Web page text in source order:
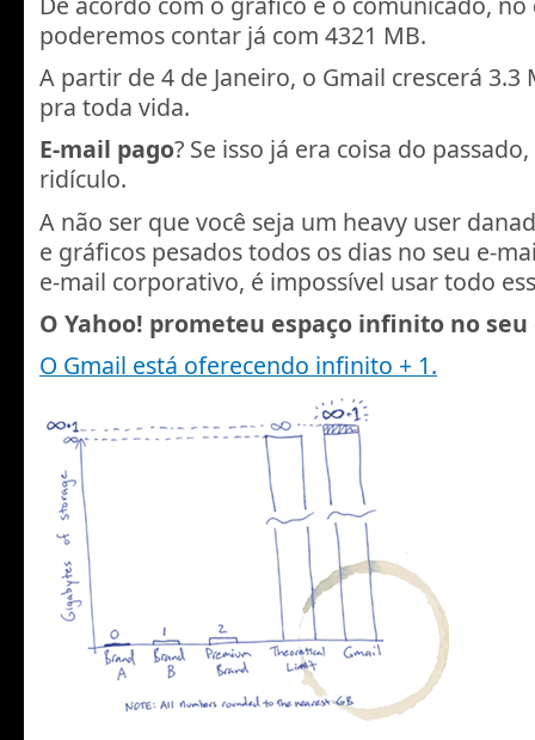
poderemos contar já com 4321 MB.
A partir de 4 de Janeiro, o Gmail crescerá 3.3
pra toda vida.
E-mail pago? Se isso já era coisa do
ridículo.
A não ser que você seja um heavy user
e gráficos pesados todos os dias no seu e-
e-mail corporativo, é impossível usar todo
O Yahoo! prometeu espaço infinito no
O Gmail está oferecendo infinito + 1.